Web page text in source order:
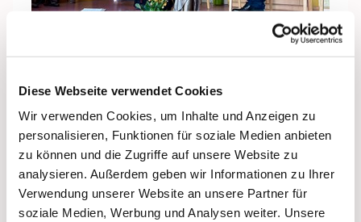
Diese Webseite verwendet Cookies
Wir verwenden Cookies, um Inhalte und Anzeigen zu
personalisieren, Funktionen für soziale Medien anbieten
zu können und die Zugriffe auf unsere Website zu
analysieren. Außerdem geben wir Informationen zu Ihrer
Verwendung unserer Website an unsere Partner für
soziale Medien, Werbung und Analysen weiter. Unsere
Kinderkatechese und Gespräch mit der Leitung und